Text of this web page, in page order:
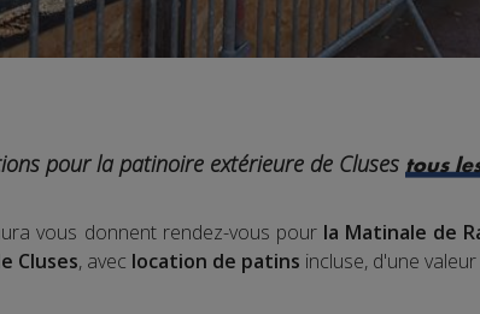
pour la patinoire extérieure de Cluses tous
vous donnent rendez-vous pour la Matinale de
Cluses, avec location de patins incluse, d'une